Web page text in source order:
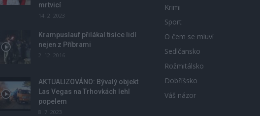
mrtvicí
14. 2. 2023
Krampuslauf přilákal tisíce lidí
nejen z Příbrami
2. 12. 2016
AKTUALIZOVÁNO: Bývalý objekt
Las Vegas na Trhovkách lehl
popelem
8. 7. 2023
Krimi
Sport
O čem se mluví
Sedlčansko
Rožmitálsko
Dobříšsko
Váš názor